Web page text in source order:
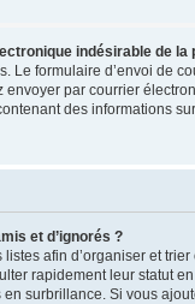
indésirable de la
Le formulaire d’envoi de
envoyer par courrier
des informations
et d’ignorés ?
afin d’organiser et
rapidement leur statut
surbrillance. Si vous